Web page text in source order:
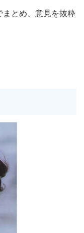
まとめ、意見を抜粋